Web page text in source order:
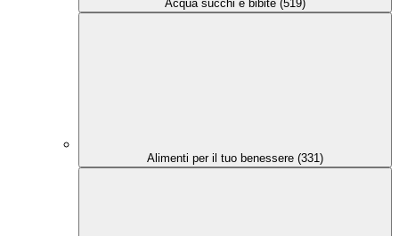
Acqua succhi e bibite (519)
Alimenti per il tuo benessere (331)